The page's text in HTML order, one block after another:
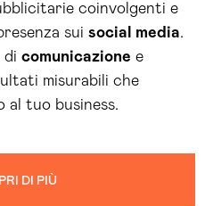
coinvolgenti e
sui social media.
di comunicazione e
misurabili che
al tuo business.
DI PIÙ